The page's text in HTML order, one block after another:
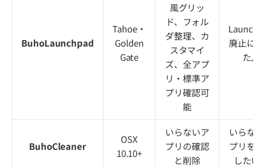
BuhoLaunchpad
Tahoe・
Golden
Gate
風グリッ
ド、フォル
ダ整理、カ
スタマイ
ズ、全アプ
リ・標準ア
プリ確認可
能
廃止に
た人
BuhoCleaner
OSX
10.10+
いらないア
プリの確認
と削除
いらな
プリを
したい